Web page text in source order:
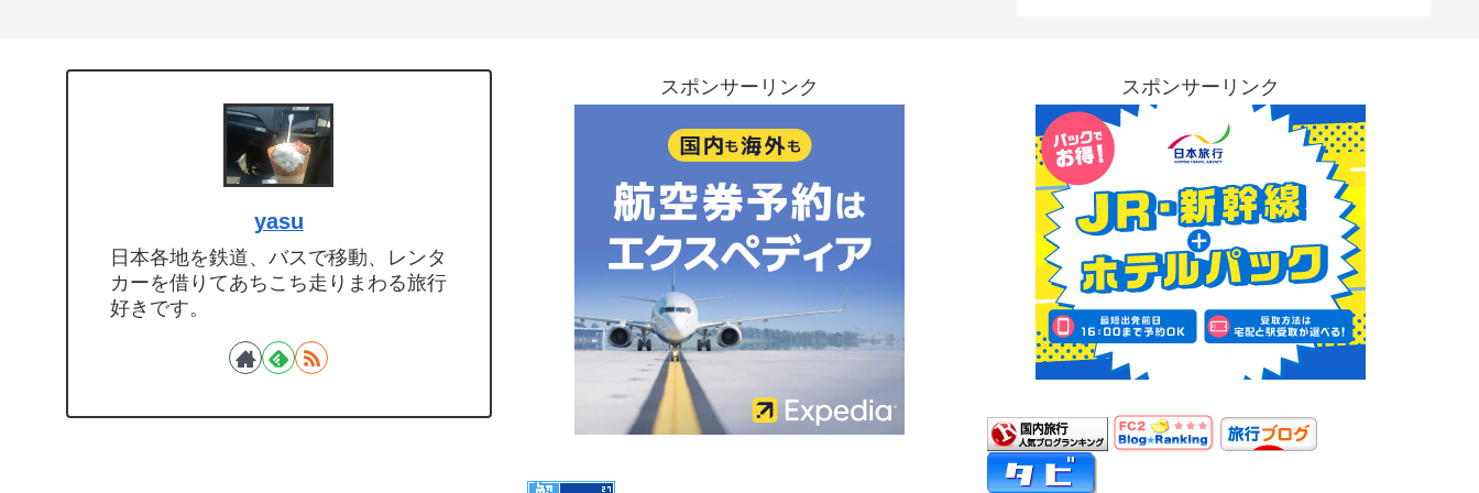
yasu
日本各地を鉄道、バスで移動、レンタ
カーを借りてあちこち走りまわる旅行
好きです。
スポンサーリンク スポンサーリンク